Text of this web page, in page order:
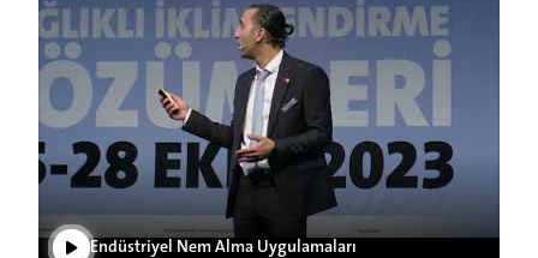
Play Video
Endüstriyel Nem Alma Uygulamaları